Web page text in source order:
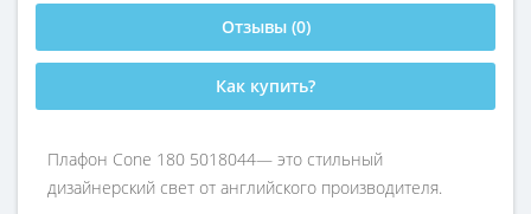
Отзывы (0)
Как купить?
Плафон Cone 180 5018044— это стильный
дизайнерский свет от английского производителя.